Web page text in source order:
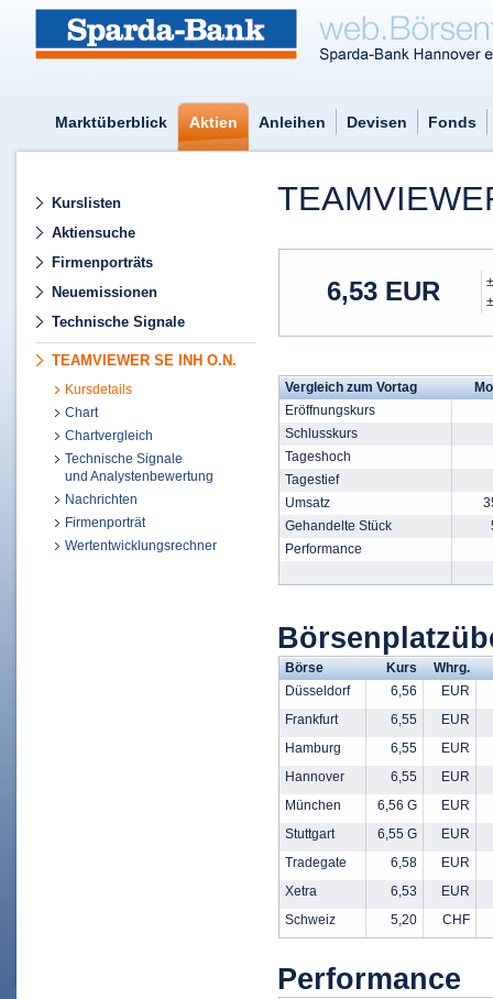
Marktüberblick Aktien Anleihen Devisen Fonds
Kurslisten
Aktiensuche
Firmenporträts
Neuemissionen
Technische Signale
TEAMVIEWER SE INH O.N.
Kursdetails
Chart
Chartvergleich
Technische Signale
und Analystenbewertung
Nachrichten
Firmenporträt
Wertentwicklungsrechner
6,53 EUR
Vergleich zum Vortag
Eröffnungskurs
Schlusskurs
Tageshoch
Tagestief
Umsatz
Gehandelte Stück
Performance
Börse Kurs
Whrg.
Düsseldorf
6,56
EUR
Frankfurt
6,55
EUR
Hamburg
6,55
EUR
Hannover
6,55
EUR
München
6,56 G
EUR
Stuttgart
6,55 G
EUR
Tradegate
6,58
EUR
Xetra
6,53
EUR
Schweiz
5,20 CHF
Performance